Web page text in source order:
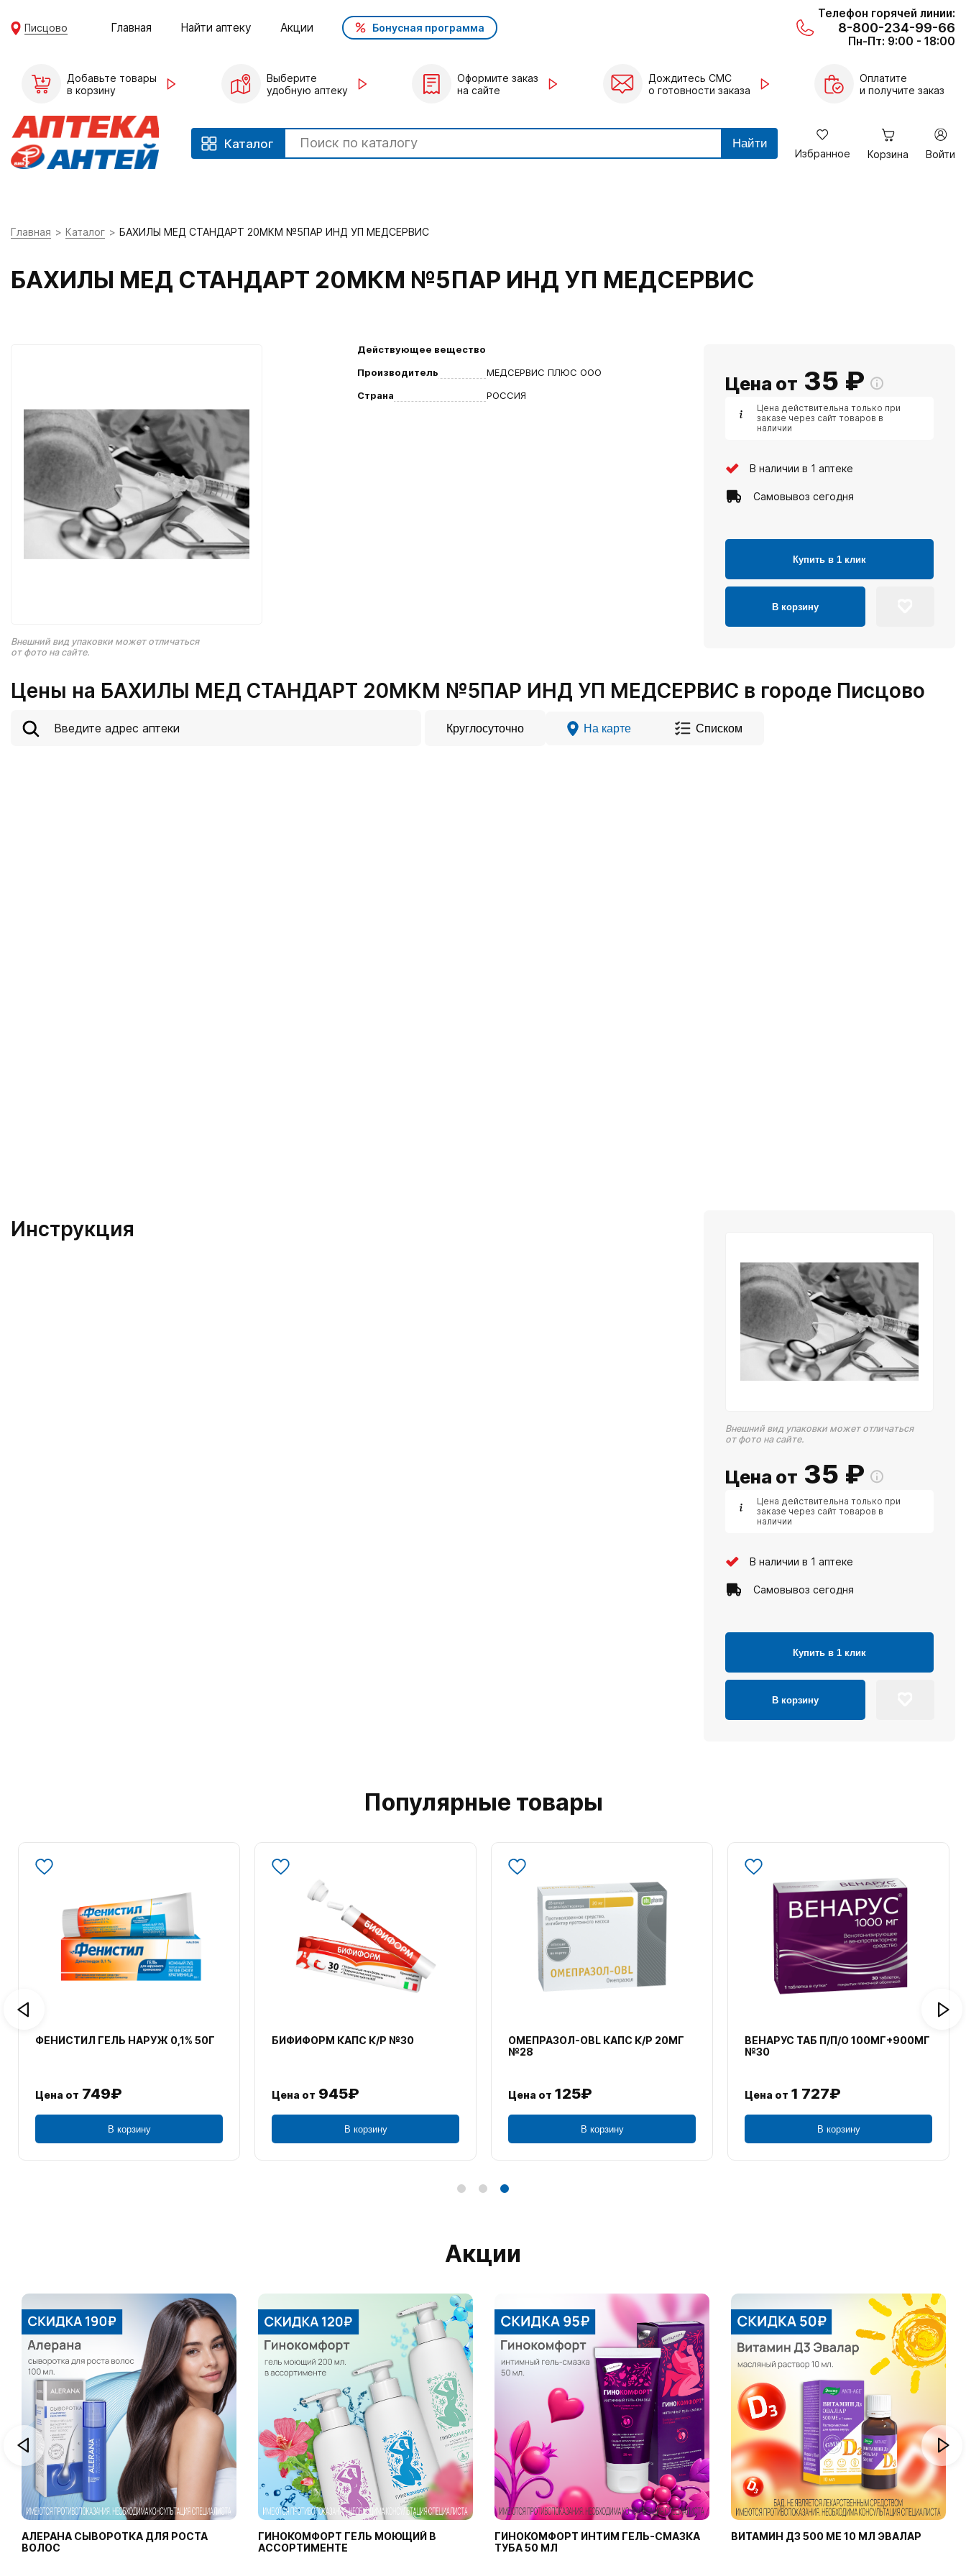
Писцово Главная Найти аптеку Акции Бонусная программа
Телефон горячей линии:
8-800-234-99-66
Пн-Пт: 9:00 - 18:00
Добавьте товары
в корзину
Выберите
удобную аптеку
Оформите заказ
на сайте
Дождитесь СМС
о готовности заказа
Оплатите
и получите заказ
Каталог Найти
Избранное Корзина Войти
Главная Каталог БАХИЛЫ МЕД СТАНДАРТ 20МКМ №5ПАР ИНД УП МЕДСЕРВИС
БАХИЛЫ МЕД СТАНДАРТ 20МКМ №5ПАР ИНД УП МЕДСЕРВИС
Внешний вид упаковки может отличаться
от фото на сайте.
Действующее вещество
Производитель
МЕДСЕРВИС ПЛЮС ООО
Страна
РОССИЯ
Цена от 35 ₽
Цена действительна только при
заказе через сайт товаров в
наличии
В наличии в 1 аптеке
Самовывоз сегодня
Купить в 1 клик
В корзину
Цены на БАХИЛЫ МЕД СТАНДАРТ 20МКМ №5ПАР ИНД УП МЕДСЕРВИС в городе Писцово
Круглосуточно На карте Списком
Инструкция
Внешний вид упаковки может отличаться
от фото на сайте.
Цена от 35 ₽
Цена действительна только при
заказе через сайт товаров в
наличии
В наличии в 1 аптеке
Самовывоз сегодня
Купить в 1 клик
В корзину
Популярные товары
ФЕНИСТИЛ ГЕЛЬ НАРУЖ 0,1% 50Г
Цена от 749₽
В корзину
БИФИФОРМ КАПС К/Р №30
Цена от 945₽
В корзину
ОМЕПРАЗОЛ-OBL КАПС К/Р 20МГ
№28
Цена от 125₽
В корзину
ВЕНАРУС ТАБ П/П/О 100МГ+900МГ
№30
Цена от 1 727₽
В корзину
Акции
АЛЕРАНА СЫВОРОТКА ДЛЯ РОСТА
ВОЛОС
ГИНОКОМФОРТ ГЕЛЬ МОЮЩИЙ В
АССОРТИМЕНТЕ
ГИНОКОМФОРТ ИНТИМ ГЕЛЬ-СМАЗКА
ТУБА 50 МЛ
ВИТАМИН Д3 500 МЕ 10 МЛ ЭВАЛАР